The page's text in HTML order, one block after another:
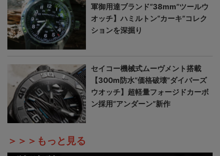
軍御用達ブランド“38mm”ツールウ
オッチ】ハミルトン“カーキ”コレク
ションを深掘り
セイコー機械式ムーヴメント搭載
【300m防水“価格破壊”ダイバーズ
ウオッチ】超軽量フォージドカーボ
ン採用“アンダーン”新作
＞＞＞もっと見る